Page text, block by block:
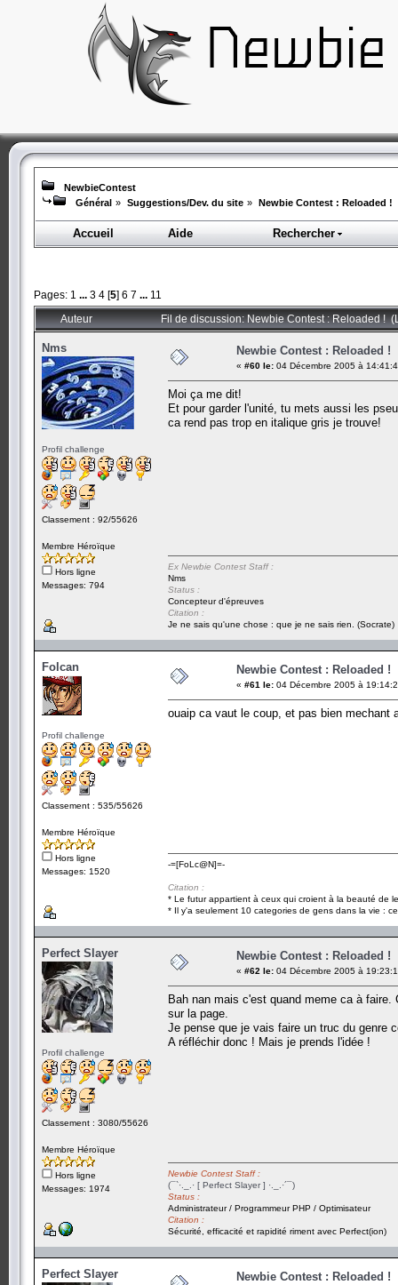
NewbieContest
Général » Suggestions/Dev. du site » Newbie Contest : Reloaded !
Accueil Aide Rechercher
Pages: 1 ... 3 4 [5] 6 7 ... 11
Auteur Fil de discussion: Newbie Contest : Reloaded !
Nms
Profil challenge
Classement : 92/55626
Membre Héroïque
Hors ligne
Messages: 794
Newbie Contest : Reloaded !
« #60 le: 04 Décembre 2005 à
Moi ça me dit!
Et pour garder l'unité, tu mets aussi les
ca rend pas trop en italique gris je trouve!
Ex Newbie Contest Staff :
Nms
Status :
Concepteur d'épreuves
Citation :
Je ne sais qu'une chose : que je ne sais rien. (Socrate)
Folcan
Profil challenge
Classement : 535/55626
Membre Héroïque
Hors ligne
Messages: 1520
Newbie Contest : Reloaded !
« #61 le: 04 Décembre 2005 à
ouaip ca vaut le coup, et pas bien mechant
-=[FoLc@N]=-
Citation :
* Le futur appartient à ceux qui croient à la beauté de
* Il y'a seulement 10 categories de gens dans la vie :
Perfect Slayer
Profil challenge
Classement : 3080/55626
Membre Héroïque
Hors ligne
Messages: 1974
Newbie Contest : Reloaded !
« #62 le: 04 Décembre 2005 à
Bah nan mais c'est quand meme ca à
sur la page.
Je pense que je vais faire un truc du genre
A réfléchir donc ! Mais je prends l'idée !
Newbie Contest Staff :
(¯`·._.· [ Perfect Slayer ] ·._.·´¯)
Status :
Administrateur / Programmeur PHP / Optimisateur
Citation :
Sécurité, efficacité et rapidité riment avec Perfect(ion)
Perfect Slayer Newbie Contest : Reloaded !